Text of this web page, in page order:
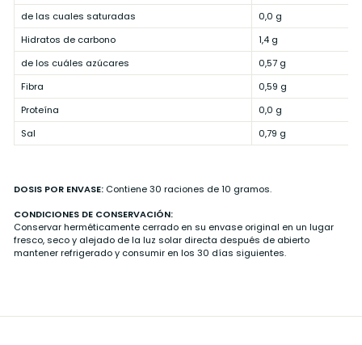
de las cuales saturadas
0,0 g
Hidratos de carbono
1,4 g
de los cuáles azúcares
0,57 g
Fibra
0,59 g
Proteína
0,0 g
Sal
0,79 g
DOSIS POR ENVASE: Contiene 30 raciones de 10 gramos.
CONDICIONES DE CONSERVACIÓN:
Conservar herméticamente cerrado en su envase original en un lugar
fresco, seco y alejado de la luz solar directa después de abierto
mantener refrigerado y consumir en los 30 días siguientes.